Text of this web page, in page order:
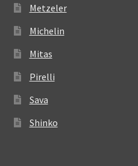
Metzeler
Michelin
Mitas
Pirelli
Sava
Shinko